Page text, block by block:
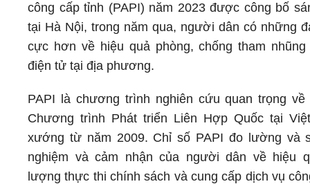
công cấp tỉnh (PAPI) năm 2023 được công bố
tại Hà Nội, trong năm qua, người dân có những
cực hơn về hiệu quả phòng, chống tham
điện tử tại địa phương.
PAPI là chương trình nghiên cứu quan trọng
Chương trình Phát triển Liên Hợp Quốc tại
xướng từ năm 2009. Chỉ số PAPI đo lường và
nghiệm và cảm nhận của người dân về hiệu
lượng thực thi chính sách và cung cấp dịch vụ